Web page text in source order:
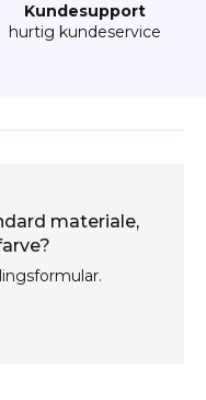
Kundesupport
hurtig kundeservice
materiale,